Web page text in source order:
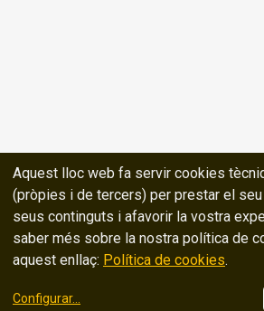
Aquest lloc web fa servir cookies
(pròpies i de tercers) per prestar el
seus continguts i afavorir la vostra
saber més sobre la nostra política de
aquest enllaç: Política de cookies.
Configurar...